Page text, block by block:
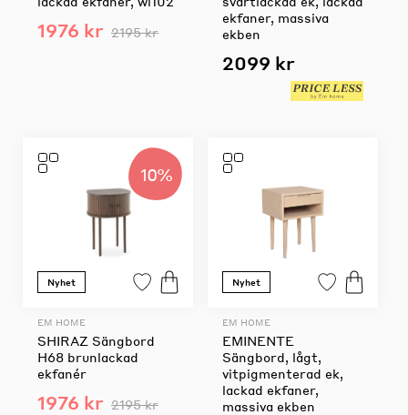
1976 kr 2195 kr
ekfaner, massiva
ekben
2099 kr
10%
Nyhet
EM HOME
SHIRAZ Sängbord
H68 brunlackad
ekfanér
1976 kr 2195 kr
Nyhet
EM HOME
EMINENTE
Sängbord, lågt,
vitpigmenterad ek,
lackad ekfaner,
massiva ekben